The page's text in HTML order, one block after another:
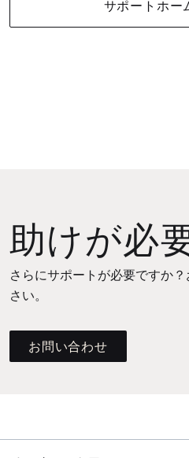
サポートホー
助けが必
さらにサポートが必要ですか
さい。
お問い合わせ